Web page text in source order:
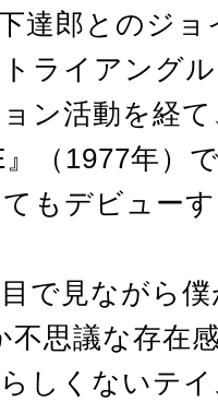
達郎とのジ
ライアング
ン活動を経
』（1977年）
もデビュー
で見ながら
不思議な存在
しくないテ